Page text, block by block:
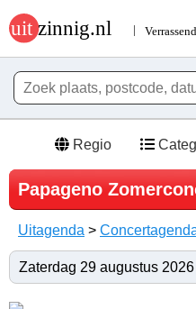
Regio
Papageno
Uitagenda >
Zaterdag 29 augustus 2026